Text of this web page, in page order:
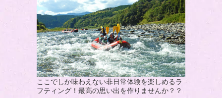
ここでしか味わえない非日常体験を楽しめるラ
フティング！最高の思い出を作りませんか？？